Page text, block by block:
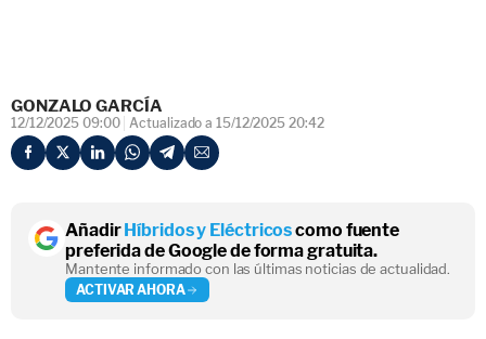
GONZALO GARCÍA
12/12/2025 09:00 Actualizado a 15/12/2025 20:42
AñadirHíbridos y Eléctricoscomo fuente
preferida de Google de forma gratuita.
Mantente informado con las últimas noticias de actualidad.
ACTIVAR AHORA